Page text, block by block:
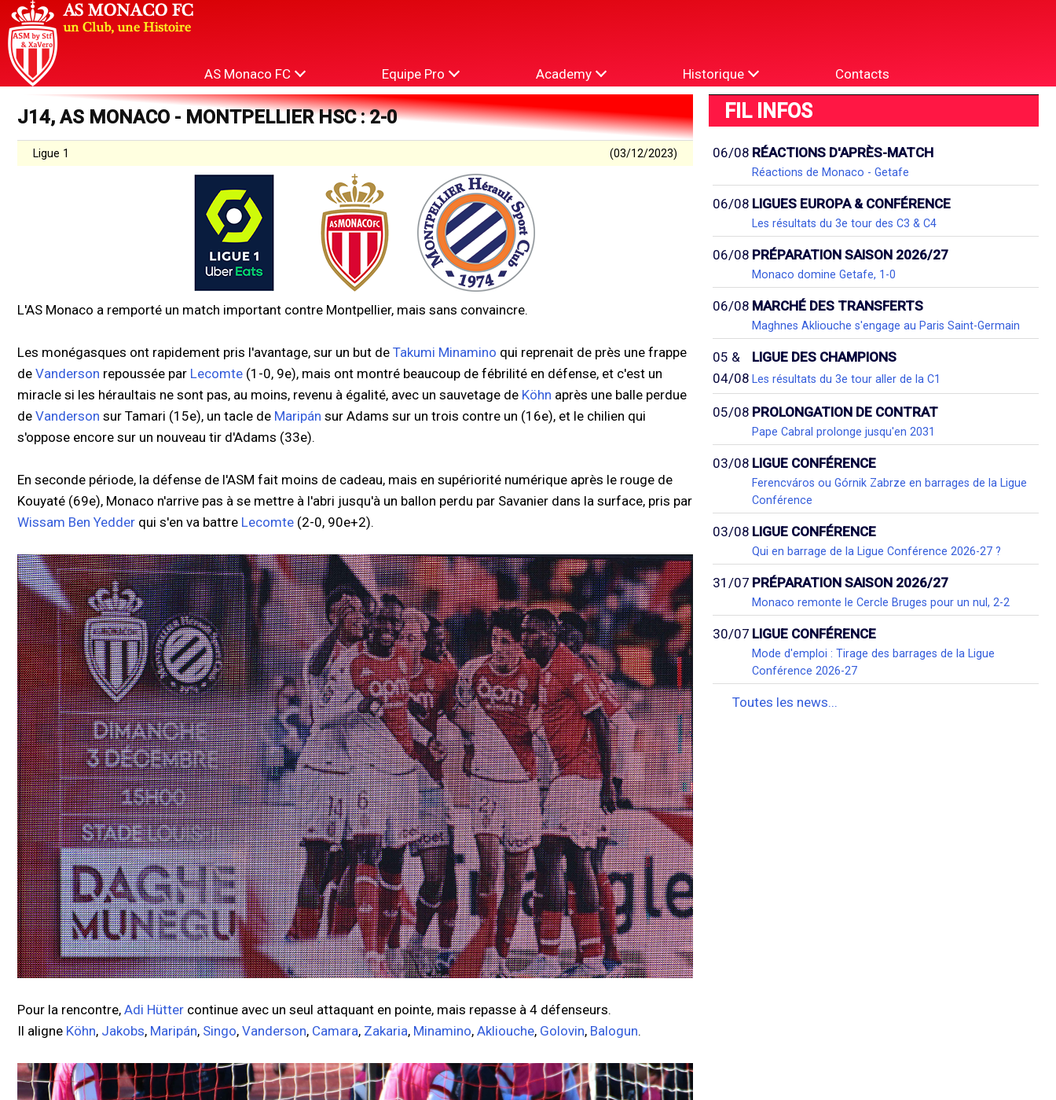
AS Monaco FC Equipe Pro Academy Historique Contacts
J14, AS MONACO - MONTPELLIER HSC : 2-0
Ligue 1 (03/12/2023)
L'AS Monaco a remporté un match important contre Montpellier, mais sans convaincre.
Les monégasques ont rapidement pris l'avantage, sur un but de Takumi Minamino qui reprenait de près une frappe
de Vanderson repoussée par Lecomte (1-0, 9e), mais ont montré beaucoup de fébrilité en défense, et c'est un
miracle si les héraultais ne sont pas, au moins, revenu à égalité, avec un sauvetage de Köhn après une balle perdue
de Vanderson sur Tamari (15e), un tacle de Maripán sur Adams sur un trois contre un (16e), et le chilien qui
s'oppose encore sur un nouveau tir d'Adams (33e).
En seconde période, la défense de l'ASM fait moins de cadeau, mais en supériorité numérique après le rouge de
Kouyaté (69e), Monaco n'arrive pas à se mettre à l'abri jusqu'à un ballon perdu par Savanier dans la surface, pris par
Wissam Ben Yedder qui s'en va battre Lecomte (2-0, 90e+2).
Pour la rencontre, Adi Hütter continue avec un seul attaquant en pointe, mais repasse à 4 défenseurs.
Il aligne Köhn, Jakobs, Maripán, Singo, Vanderson, Camara, Zakaria, Minamino, Akliouche, Golovin, Balogun.
FIL INFOS
06/08 RÉACTIONS D'APRÈS-MATCH
Réactions de Monaco - Getafe
06/08 LIGUES EUROPA & CONFÉRENCE
Les résultats du 3e tour des C3 & C4
06/08 PRÉPARATION SAISON 2026/27
Monaco domine Getafe, 1-0
06/08 MARCHÉ DES TRANSFERTS
Maghnes Akliouche s'engage au Paris Saint-Germain
05 &
04/08
LIGUE DES CHAMPIONS
Les résultats du 3e tour aller de la C1
05/08 PROLONGATION DE CONTRAT
Pape Cabral prolonge jusqu'en 2031
03/08 LIGUE CONFÉRENCE
Ferencváros ou Górnik Zabrze en barrages de la Ligue
Conférence
03/08 LIGUE CONFÉRENCE
Qui en barrage de la Ligue Conférence 2026-27 ?
31/07 PRÉPARATION SAISON 2026/27
Monaco remonte le Cercle Bruges pour un nul, 2-2
30/07 LIGUE CONFÉRENCE
Mode d'emploi : Tirage des barrages de la Ligue
Conférence 2026-27
Toutes les news...